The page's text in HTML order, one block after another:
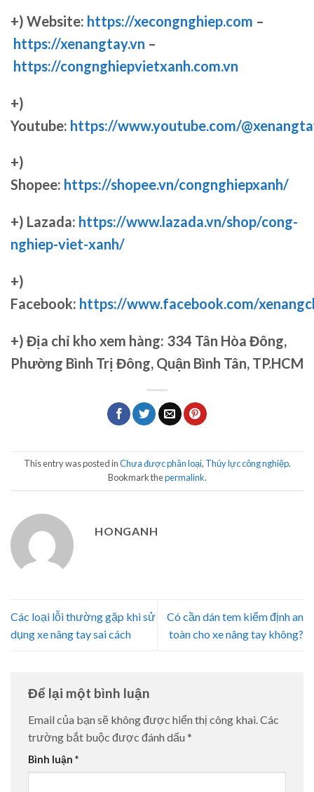
+) Website: https://xecongnghiep.com –
https://xenangtay.vn –
https://congnghiepvietxanh.com.vn
+)
Youtube: https://www.youtube.com/
+)
Shopee: https://shopee.vn/congnghiepxanh/
+) Lazada: https://www.lazada.vn/shop/cong-
nghiep-viet-xanh/
+)
Facebook: https://www.facebook.com/
+) Địa chỉ kho xem hàng: 334 Tân Hòa Đông,
Phường Bình Trị Đông, Quận Bình Tân, TP.HCM
This entry was posted inChưa được phân loại, Thủy lực công nghiệp.
Bookmark thepermalink.
HONGANH
Các loại lỗi thường gặp khi sử
dụng xe nâng tay sai cách
Có cần dán tem kiểm định an
toàn cho xe nâng tay không?
Để lại một bình luận
Email của bạn sẽ không được hiển thị công khai.Các
trường bắt buộc được đánh dấu *
Bình luận *